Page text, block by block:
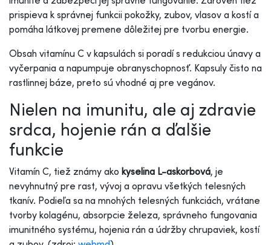
prispieva k správnej funkcii pokožky, zubov, vlasov a kostí a
pomáha látkovej premene dôležitej pre tvorbu energie.
Obsah vitamínu C v kapsulách si poradí s redukciou únavy a
vyčerpania a napumpuje obranyschopnosť. Kapsuly čisto na
rastlinnej báze, preto sú vhodné aj pre vegánov.
Nielen na imunitu, ale aj zdravie
srdca, hojenie rán a ďalšie
funkcie
Vitamín C, tiež známy ako kyselina L-askorbová, je
nevyhnutný pre rast, vývoj a opravu všetkých telesných
tkanív. Podieľa sa na mnohých telesných funkciách, vrátane
tvorby kolagénu, absorpcie železa, správneho fungovania
imunitného systému, hojenia rán a údržby chrupaviek, kostí